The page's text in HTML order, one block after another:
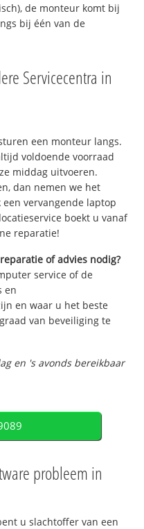
de monteur komt bij
bij één van de
Servicecentra in
een monteur langs.
voldoende voorraad
middag uitvoeren.
dan nemen we het
vervangende laptop
boekt u vanaf
reparatie!
of advies nodig?
service of de
en
en waar u het beste
van beveiliging te
en 's avonds bereikbaar
probleem in
u slachtoffer van een